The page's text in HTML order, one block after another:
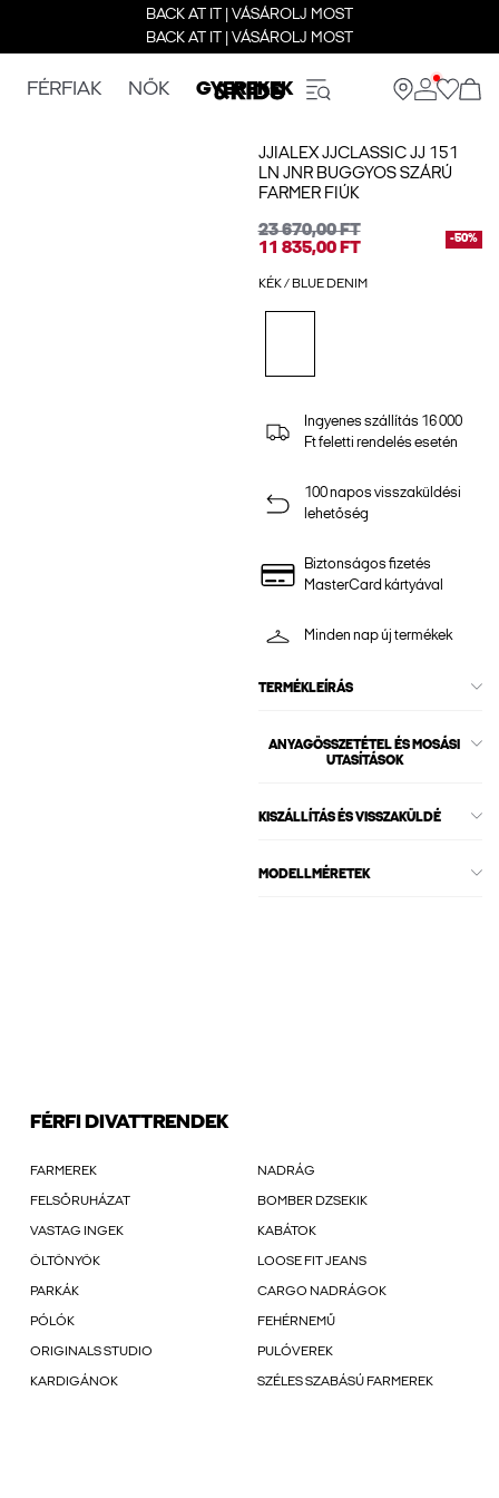
BACK AT IT | VÁSÁROLJ MOST
BACK AT IT | VÁSÁROLJ MOST
FÉRFIAK NŐK GYEREKEK
JJIALEX JJCLASSIC JJ 151
LN JNR BUGGYOS SZÁRÚ
FARMER FIÚK
23 670,00 FT
11 835,00 FT
-50%
KÉK / BLUE DENIM
Ingyenes szállítás 16 000
Ft feletti rendelés esetén
100 napos visszaküldési
lehetőség
Biztonságos fizetés
MasterCard kártyával
Minden nap új termékek
TERMÉKLEÍRÁS
ANYAGÖSSZETÉTEL ÉS MOSÁSI
UTASÍTÁSOK
KISZÁLLÍTÁS ÉS VISSZAKÜLDÉ
MODELLMÉRETEK
FÉRFI DIVATTRENDEK
FARMEREK NADRÁG
FELSŐRUHÁZAT BOMBER DZSEKIK
VASTAG INGEK KABÁTOK
ÖLTÖNYÖK LOOSE FIT JEANS
PARKÁK CARGO NADRÁGOK
PÓLÓK FEHÉRNEMŰ
ORIGINALS STUDIO PULÓVEREK
KARDIGÁNOK SZÉLES SZABÁSÚ FARMEREK